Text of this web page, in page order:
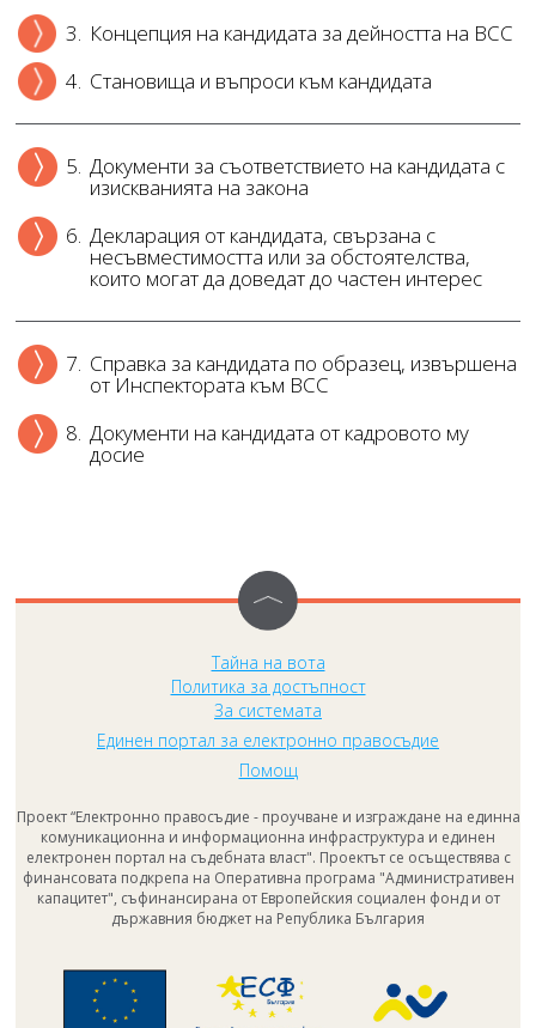
3. Концепция на кандидата за дейността на ВСС
4. Становища и въпроси към кандидата
5. Документи за съответствието на кандидата с
изискванията на закона
6. Декларация от кандидата, свързана с
несъвместимостта или за обстоятелства,
които могат да доведат до частен интерес
7. Справка за кандидата по образец, извършена
от Инспектората към ВСС
8. Документи на кандидата от кадровото му
досие
Тайна на вота
Политика за достъпност
За системата
Единен портал за електронно правосъдие
Помощ
Проект “Електронно правосъдие - проучване и изграждане на единна
комуникационна и информационна инфраструктура и единен
електронен портал на съдебната власт". Проектът се осъществява с
финансовата подкрепа на Оперативна програма "Административен
капацитет", съфинансирана от Европейския социален фонд и от
държавния бюджет на Република България